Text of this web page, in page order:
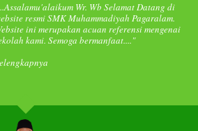
Wr. Wb Selamat Datang di
resmi SMK Muhammadiyah Pagaralam.
ini merupakan acuan referensi mengenai
kami. Semoga bermanfaat...."